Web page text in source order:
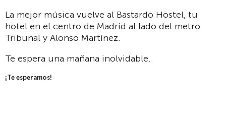
La mejor música vuelve al Bastardo Hostel, tu
hotel en el centro de Madrid al lado del metro
Tribunal y Alonso Martínez.
Te espera una mañana inolvidable.
¡Te esperamos!